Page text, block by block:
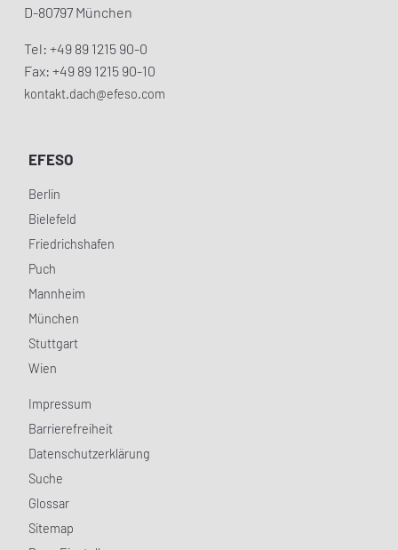
D-80797 München
Tel: +49 89 1215 90-0
Fax: +49 89 1215 90-10
kontakt.dach@efeso.com
EFESO
Berlin
Bielefeld
Friedrichshafen
Puch
Mannheim
München
Stuttgart
Wien
Impressum
Barrierefreiheit
Datenschutzerklärung
Suche
Glossar
Sitemap